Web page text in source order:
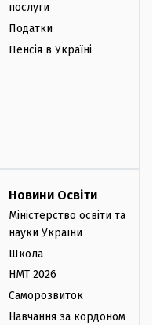
послуги
Податки
Пенсія в Україні
Новини Освіти
Міністерство освіти та
науки України
Школа
НМТ 2026
Саморозвиток
Навчання за кордоном